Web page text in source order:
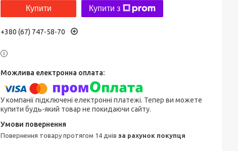
Купити Купити з
+380 (67) 747-58-70
У компанії підключені електронні платежі. Тепер ви можете
купити будь-який товар не покидаючи сайту.
повернення товару протягом 14 днів за рахунок покупця